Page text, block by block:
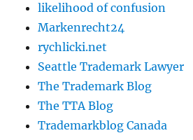
likelihood of confusion
Markenrecht24
rychlicki.net
Seattle Trademark Lawyer
The Trademark Blog
The TTA Blog
Trademarkblog Canada